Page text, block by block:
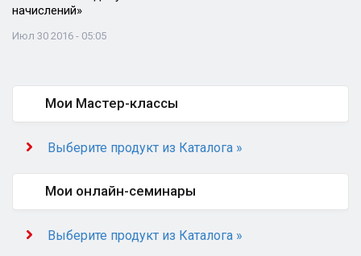
начислений»
Июл 30 2016 - 05:05
Мои Мастер-классы
Выберите продукт из Каталога »
Мои онлайн-семинары
Выберите продукт из Каталога »